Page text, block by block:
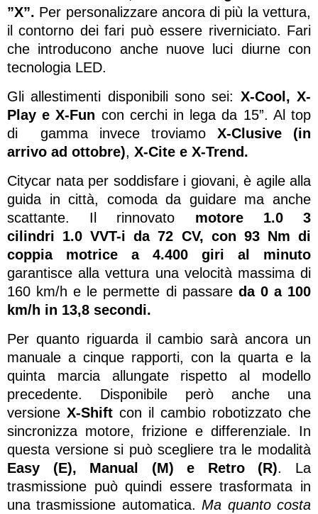
”X”. Per personalizzare ancora di più la vettura,
il contorno dei fari può essere riverniciato. Fari
che introducono anche nuove luci diurne con
tecnologia LED.
Gli allestimenti disponibili sono sei: X-Cool, X-
Play e X-Fun con cerchi in lega da 15”. Al top
di gamma invece troviamo X-Clusive (in
arrivo ad ottobre), X-Cite e X-Trend.
Citycar nata per soddisfare i giovani, è agile alla
guida in città, comoda da guidare ma anche
scattante. Il rinnovato motore 1.0 3
cilindri 1.0 VVT-i da 72 CV, con 93 Nm di
coppia motrice a 4.400 giri al minuto
garantisce alla vettura una velocità massima di
160 km/h e le permette di passare da 0 a 100
km/h in 13,8 secondi.
Per quanto riguarda il cambio sarà ancora un
manuale a cinque rapporti, con la quarta e la
quinta marcia allungate rispetto al modello
precedente. Disponibile però anche una
versione X-Shift con il cambio robotizzato che
sincronizza motore, frizione e differenziale. In
questa versione si può scegliere tra le modalità
Easy (E), Manual (M) e Retro (R). La
trasmissione può quindi essere trasformata in
una trasmissione automatica.Ma quanto costa